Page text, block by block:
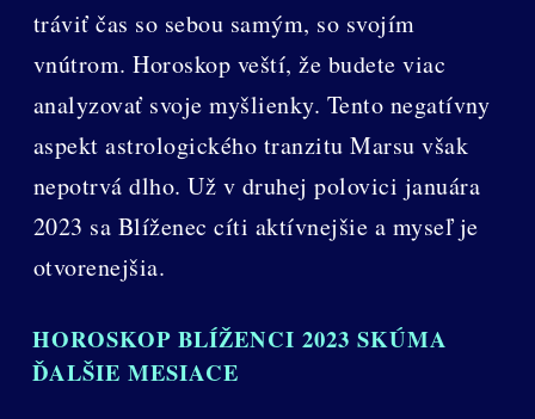
tráviť čas so sebou samým, so svojím
vnútrom. Horoskop veští, že budete viac
analyzovať svoje myšlienky. Tento negatívny
aspekt astrologického tranzitu Marsu však
nepotrvá dlho. Už v druhej polovici januára
2023 sa Blíženec cíti aktívnejšie a myseľ je
otvorenejšia.
HOROSKOP BLÍŽENCI 2023 SKÚMA
ĎALŠIE MESIACE